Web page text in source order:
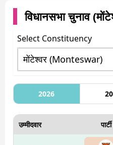
विधानसभा चुनाव (
Select Constituency
2026
उम्मीदवार पार्टी